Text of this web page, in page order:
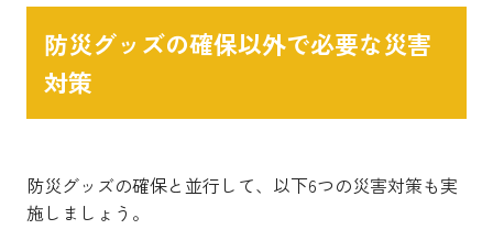
防災グッズの確保以外で必要な災害
対策
防災グッズの確保と並行して、以下6つの災害対策も実
施しましょう。